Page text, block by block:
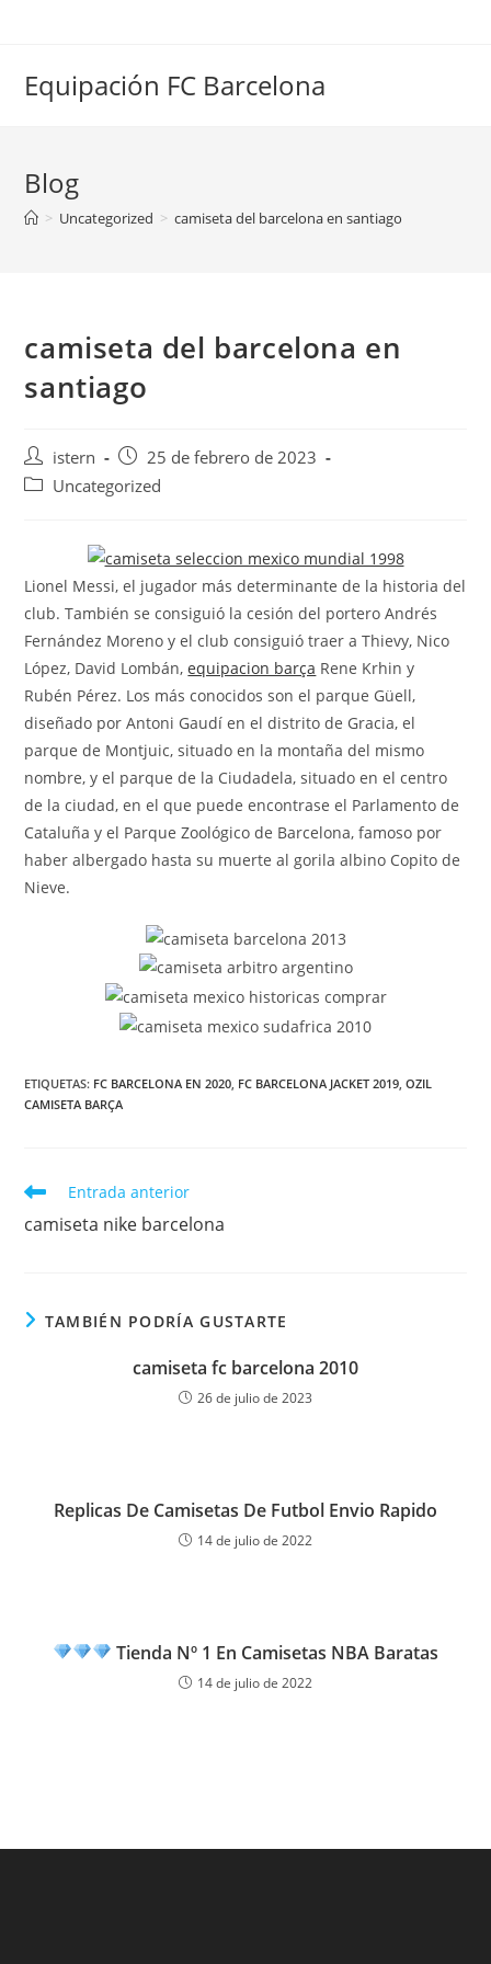
Equipación FC Barcelona
Blog
> Uncategorized > camiseta del barcelona en santiago
camiseta del barcelona en
santiago
Autor
de
istern
Publicación
de
25 de febrero de 2023
Categoría
Uncategorized
Lionel Messi, el jugador más determinante de la historia del
club. También se consiguió la cesión del portero Andrés
Fernández Moreno y el club consiguió traer a Thievy, Nico
López, David Lombán,equipacion barça Rene Krhin y
Rubén Pérez. Los más conocidos son el parque Güell,
diseñado por Antoni Gaudí en el distrito de Gracia, el
parque de Montjuic, situado en la montaña del mismo
nombre, y el parque de la Ciudadela, situado en el centro
de la ciudad, en el que puede encontrase el Parlamento de
Cataluña y el Parque Zoológico de Barcelona, famoso por
haber albergado hasta su muerte al gorila albino Copito de
Nieve.
ETIQUETAS: FC BARCELONA EN 2020 FC BARCELONA JACKET 2019 OZIL
CAMISETA BARÇA
Leer
artículos
Entrada anterior
camiseta nike barcelona
TAMBIÉN PODRÍA GUSTARTE
camiseta fc barcelona 2010
26 de julio de 2023
Replicas De Camisetas De Futbol Envio Rapido
14 de julio de 2022
Tienda Nº 1 En Camisetas NBA Baratas
14 de julio de 2022